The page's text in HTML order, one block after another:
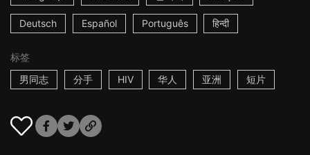
Deutsch Español Português हिन्दी
标签
男同志
分手 HIV 华人 亚洲 短片